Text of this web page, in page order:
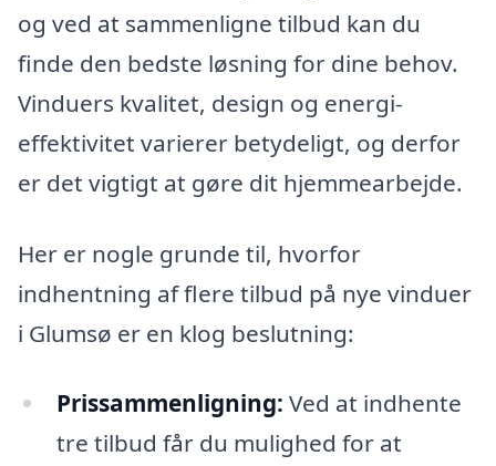
og ved at sammenligne tilbud kan du
finde den bedste løsning for dine behov.
Vinduers kvalitet, design og energi-
effektivitet varierer betydeligt, og derfor
er det vigtigt at gøre dit hjemmearbejde.
Her er nogle grunde til, hvorfor
indhentning af flere tilbud på nye vinduer
i Glumsø er en klog beslutning:
Prissammenligning: Ved at indhente
tre tilbud får du mulighed for at